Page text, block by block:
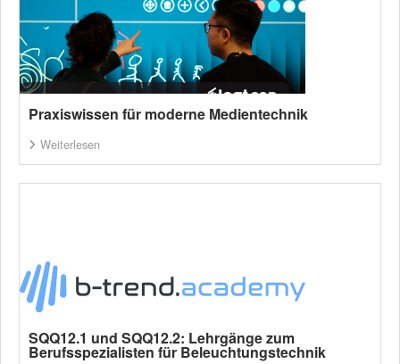
Praxiswissen für moderne Medientechnik
Weiterlesen
SQQ12.1 und SQQ12.2: Lehrgänge zum
Berufsspezialisten für Beleuchtungstechnik